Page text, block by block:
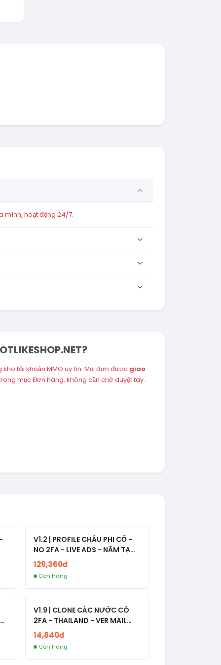
mình, hoạt động 24/7.
kho tài khoản MMO uy tín. Mọi đơn được giao
mục Đơn hàng, không cần chờ duyệt tay.
V1.2 | PROFILE CHÂU PHI CỔ -
NO 2FA - LIVE ADS - NĂM TẠO
2008-2024
129,360đ
Còn hàng
V1.9 | CLONE CÁC NƯỚC CÓ
2FA - THAILAND - VER MAIL
FVIAINBOXES.COM - CLONE
NEW KHÔNG BẢO HÀNH LOCAL
14,840đ
Còn hàng